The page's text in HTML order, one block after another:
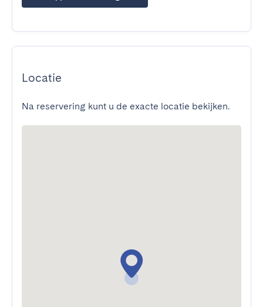
Locatie
Na reservering kunt u de exacte locatie bekijken.